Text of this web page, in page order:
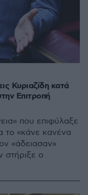
Κυριαζίδη κατά
Επιτροπή
που επιφύλαξε
το «κάνε κανένα
«άδειασαν»
ο